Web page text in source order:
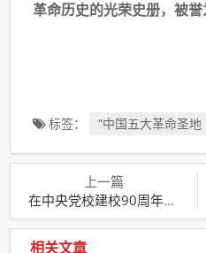
革命历史的光荣史册，被
标签： “中国五大革命圣地
上一篇
在中央党校建校90周年上的讲话要点
相关文章